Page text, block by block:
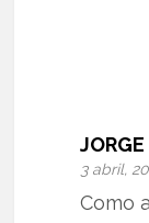
3 abril,
Como